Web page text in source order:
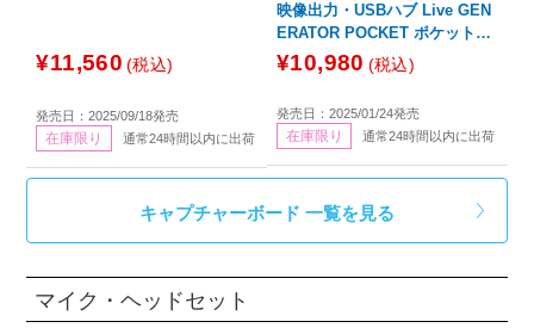
¥11,560 (税込)
発売日：2025/09/18発売
在庫限り 通常24時間以内に出荷
映像出力・USBハブ Live GEN
ERATOR POCKET ポケットキ
ャプチャー ブラック GC313PB
¥10,980 (税込)
発売日：2025/01/24発売
在庫限り 通常24時間以内に出荷
キャプチャーボード 一覧を見る
マイク・ヘッドセット